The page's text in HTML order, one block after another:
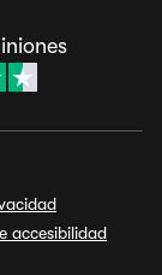
accesibilidad